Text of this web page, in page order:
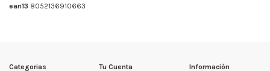
ean13 8052136910663
Categorias Tu Cuenta Información